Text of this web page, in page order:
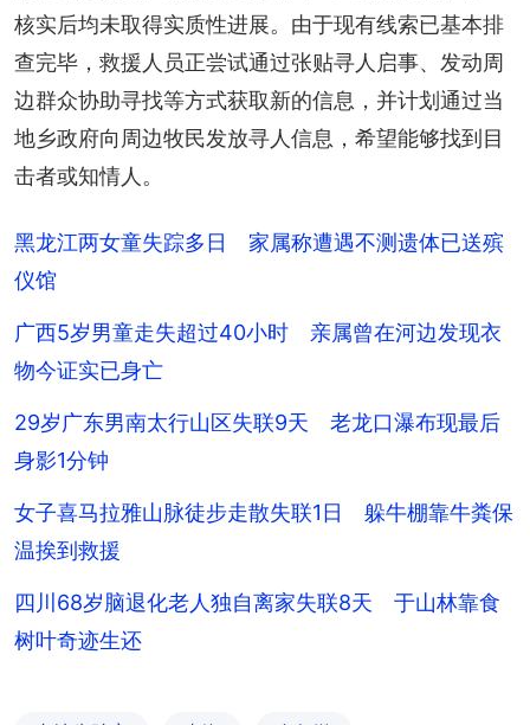
核实后均未取得实质性进展。由于现有线索已基本排
查完毕，救援人员正尝试通过张贴寻人启事、发动周
边群众协助寻找等方式获取新的信息，并计划通过当
地乡政府向周边牧民发放寻人信息，希望能够找到目
击者或知情人。
黑龙江两女童失踪多日 家属称遭遇不测遗体已送殡
仪馆
广西5岁男童走失超过40小时 亲属曾在河边发现衣
物今证实已身亡
29岁广东男南太行山区失联9天 老龙口瀑布现最后
身影1分钟
女子喜马拉雅山脉徒步走散失联1日 躲牛棚靠牛粪保
温挨到救援
四川68岁脑退化老人独自离家失联8天 于山林靠食
树叶奇迹生还